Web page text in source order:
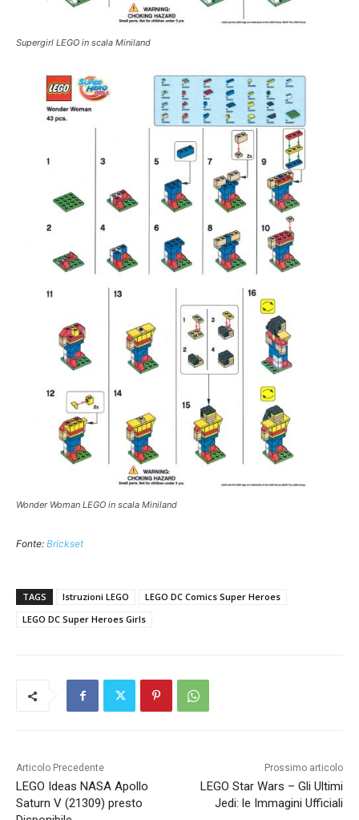
Supergirl LEGO in scala Miniland
Wonder Woman LEGO in scala Miniland
Fonte: Brickset
TAGS Istruzioni LEGO
LEGO DC Comics Super Heroes
LEGO DC Super Heroes Girls
Articolo Precedente
LEGO Ideas NASA Apollo
Saturn V (21309) presto
Prossimo articolo
LEGO Star Wars – Gli Ultimi
Jedi: le Immagini Ufficiali